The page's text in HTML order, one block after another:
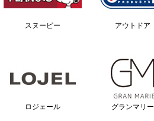
スヌーピー アウトドア
ロジェール グランマリー